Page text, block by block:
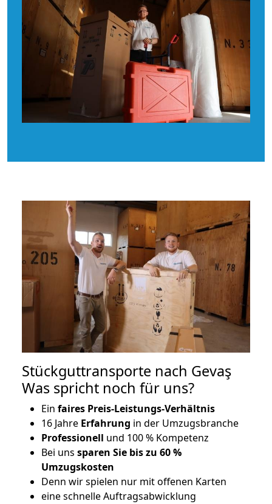
Stückguttransporte nach Gevaş
Was spricht noch für uns?
Ein faires Preis-Leistungs-Verhältnis
16 Jahre Erfahrung in der Umzugsbranche
Professionell und 100 % Kompetenz
Bei uns sparen Sie bis zu 60 %
Umzugskosten
Denn wir spielen nur mit offenen Karten
eine schnelle Auftragsabwicklung